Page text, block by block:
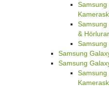
Samsung
Samsung
& Hörlurar
Samsung
Samsung
Samsung
Samsung